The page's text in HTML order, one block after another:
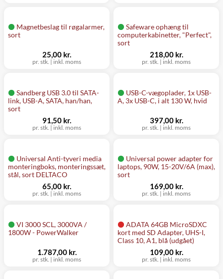
Magnetbeslag til røgalarmer,
sort
pr. stk. | inkl. moms
25,00 kr.
Safeware ophæng til
computerkabinetter, "Perfect",
sort
pr. stk. | inkl. moms
218,00 kr.
Sandberg USB 3.0 til SATA-
link, USB-A, SATA, han/han,
sort
pr. stk. | inkl. moms
91,50 kr.
USB-C-vægoplader, 1x USB-
A, 3x USB-C, i alt 130 W, hvid
pr. stk. | inkl. moms
397,00 kr.
Universal Anti-tyveri media
monteringboks, monteringssæt,
stål, sort DELTACO
pr. stk. | inkl. moms
65,00 kr.
Universal power adapter for
laptops, 90W, 15-20V/6A (max),
sort
pr. stk. | inkl. moms
169,00 kr.
VI 3000 SCL, 3000VA /
1800W - PowerWalker
pr. stk. | inkl. moms
1.787,00 kr.
ADATA 64GB MicroSDXC
kort med SD Adapter, UHS-I,
Class 10, A1, blå (udgået)
pr. stk. | inkl. moms
109,00 kr.